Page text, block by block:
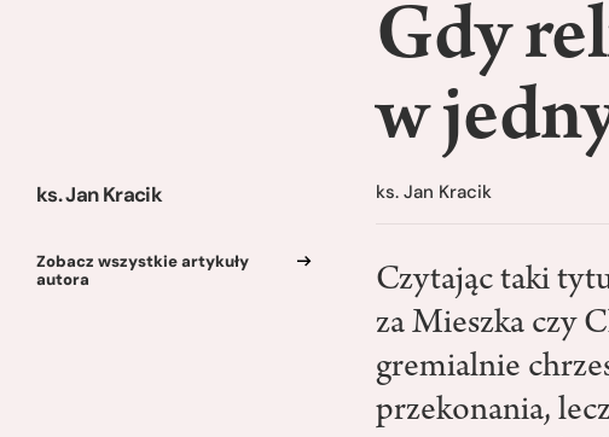
ks. Jan Kracik
Zobacz wszystkie artykuły
autora
Gdy
w
ks. Jan Kracik
Czytając taki
za Mieszka czy
gremialnie
przekonania,